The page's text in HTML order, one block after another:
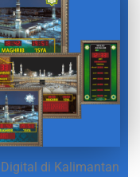
di Kalimantan